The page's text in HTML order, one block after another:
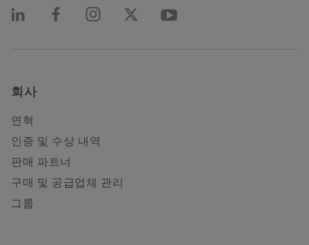
회사
연혁
인증 및 수상 내역
판매 파트너
구매 및 공급업체 관리
그룹